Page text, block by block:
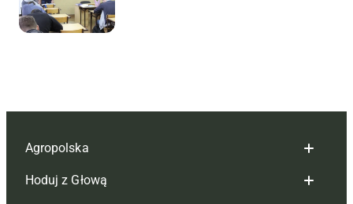
Agropolska
Redakcja
Hoduj z Głową